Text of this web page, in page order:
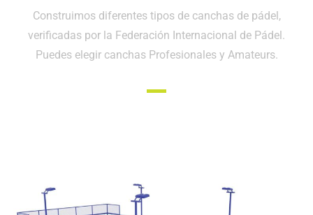
Construimos diferentes tipos de canchas de pádel,
verificadas por la Federación Internacional de Pádel.
Puedes elegir canchas Profesionales y Amateurs.